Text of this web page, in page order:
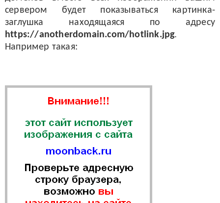
сервером будет показываться картинка-
заглушка находящаяся по адресу
https://anotherdomain.com/hotlink.jpg.
Например такая: